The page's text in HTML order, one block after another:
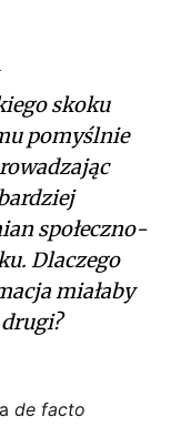
skoku
pomyślnie
społeczno­
Dlaczego
miałaby
de facto